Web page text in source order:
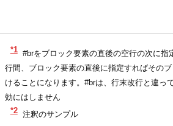
*1 #brをブロック要素の直後の空行の次に指
行間、ブロック要素の直後に指定すればその
けることになります。#brは、行末改行と違っ
効にはしません
*2 注釈のサンプル